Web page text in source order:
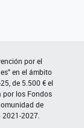
por el
en el ámbito
de 5.500 € el
por los Fondos
de
2027.